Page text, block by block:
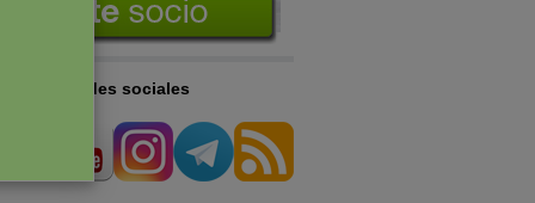
en las redes sociales